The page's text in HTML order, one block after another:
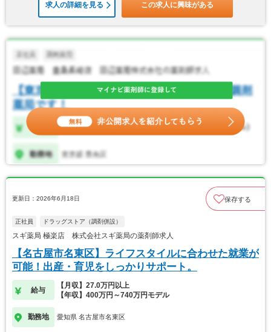
求人の詳細を見る この求人に興味がある
更新日：2026年6月18日 保存する
正社員 ドラッグストア（調剤併設）
スギ薬局 極楽店 株式会社スギ薬局の薬剤師求人
【名古屋市名東区】ライフスタイルに合わせた就業が
可能！出産・育児をしっかりサポート。
給与
【月収】27.0万円以上
【年収】400万円～740万円モデル
勤務地 愛知県 名古屋市名東区